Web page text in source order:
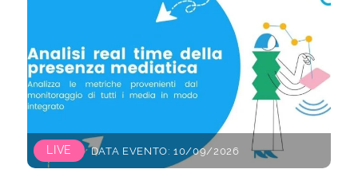
LIVE DATA EVENTO: 10/09/2026